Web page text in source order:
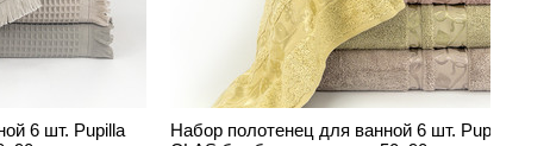
6 шт. Pupilla
Набор полотенец для ванной 6 шт. Pupilla